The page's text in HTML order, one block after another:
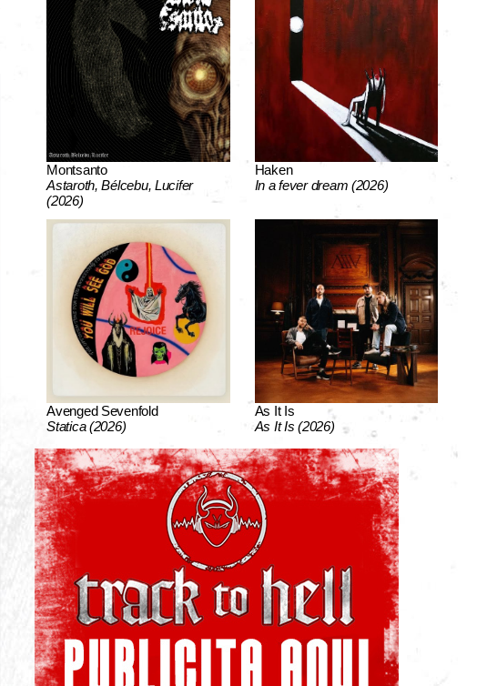
Montsanto
Astaroth, Bélcebu, Lucifer
(2026)
Haken
In a fever dream (2026)
Avenged Sevenfold
Statica (2026)
As It Is
As It Is (2026)